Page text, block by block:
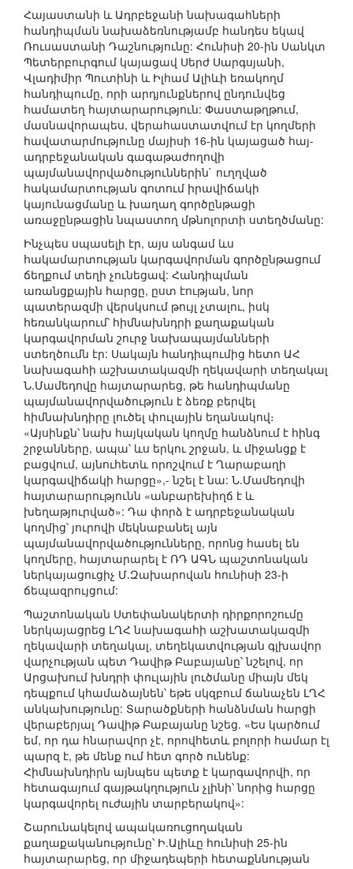
Հայաստանի և Ադրբեջանի նախագահների
հանդիպման նախաձեռնությամբ հանդես եկավ
Ռուսաստանի Դաշնությունը: Հունիսի 20-ին Սանկտ
Պետերբուրգում կայացավ Սերժ Սարգսյանի,
Վլադիմիր Պուտինի և Իլհամ Ալիևի եռակողմ
հանդիպումը, որի արդյունքներով ընդունվեց
համատեղ հայտարարություն: Փաստաթղթում,
մասնավորապես, վերահաստատվում էր կողմերի
հավատարմությունը մայիսի 16-ին կայացած հայ-
ադրբեջանական գագաթաժողովի
պայմանավորվածություններին` ուղղված
հակամարտության գոտում իրավիճակի
կայունացմանը և խաղաղ գործընթացի
առաջընթացին նպաստող մթնոլորտի ստեղծմանը:
Ինչպես սպասելի էր, այս անգամ ևս
հակամարտության կարգավորման գործընթացում
ճեղքում տեղի չունեցավ: Հանդիպման
առանցքային հարցը, ըստ էության, նոր
պատերազմի վերսկսում թույլ չտալու, իսկ
հեռանկարում՝ հիմնախնդրի քաղաքական
կարգավորման շուրջ նախապայմանների
ստեղծումն էր: Սակայն հանդիպումից հետո ԱՀ
նախագահի աշխատակազմի ղեկավարի տեղակալ
Ն.Մամեդովը հայտարարեց, թե հանդիպմանը
պայմանավորվածություն է ձեռք բերվել
հիմնախնդիրը լուծել փուլային եղանակով։
«Այսինքն՝ նախ հայկական կողմը հանձնում է հինգ
շրջանները, ապա՝ ևս երկու շրջան, և միջանցք է
բացվում, այնուհետև որոշվում է Ղարաբաղի
կարգավիճակի հարցը»,- նշել է նա: Ն.Մամեդովի
հայտարարությունն «անբարեխիղճ է և
խեղաթյուրված»: Դա փորձ է ադրբեջանական
կողմից՝ յուրովի մեկնաբանել այն
պայմանավորվածությունները, որոնց հասել են
կողմերը, հայտարարել է ՌԴ ԱԳՆ պաշտոնական
ներկայացուցիչ Մ.Զախարովան հունիսի 23-ի
ճեպազրույցում:
Պաշտոնական Ստեփանակերտի դիրքորոշումը
ներկայացրեց ԼՂՀ նախագահի աշխատակազմի
ղեկավարի տեղակալ, տեղեկատվության գլխավոր
վարչության պետ Դավիթ Բաբայանը՝ նշելով, որ
Արցախում խնդրի փուլային լուծմանը միայն մեկ
դեպքում կհամաձայնեն՝ եթե սկզբում ճանաչեն ԼՂՀ
անկախությունը: Տարածքների հանձնման հարցի
վերաբերյալ Դավիթ Բաբայանը նշեց. «Ես կարծում
եմ, որ դա հնարավոր չէ, որովհետև բոլորի համար էլ
պարզ է, թե մենք ում հետ գործ ունենք:
Հիմնախնդիրն այնպես պետք է կարգավորվի, որ
հետագայում գայթակղություն չլինի՝ նորից հարցը
կարգավորել ուժային տարբերակով»:
Շարունակելով ապակառուցողական
քաղաքականությունը՝ Ի.Ալիևը հունիսի 25-ին
հայտարարեց, որ միջադեպերի հետաքննության